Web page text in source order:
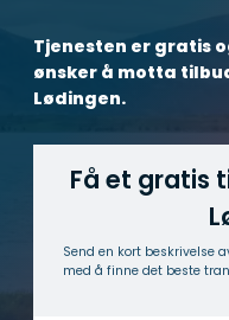
Tjenesten er gratis
ønsker å motta
Lødingen.
Få et gratis
Send en kort beskrivelse
med å finne det beste